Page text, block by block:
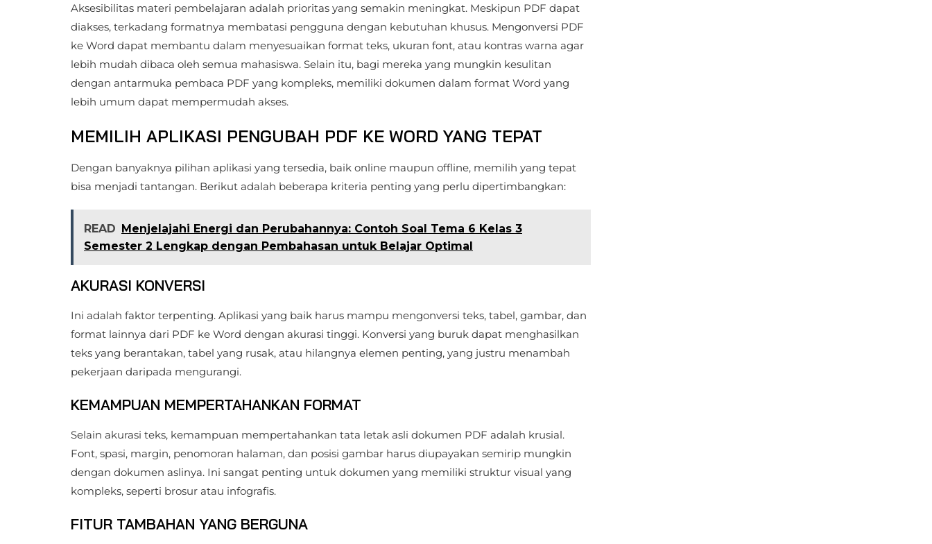
Aksesibilitas materi pembelajaran adalah prioritas yang semakin meningkat. Meskipun PDF dapat
diakses, terkadang formatnya membatasi pengguna dengan kebutuhan khusus. Mengonversi PDF
ke Word dapat membantu dalam menyesuaikan format teks, ukuran font, atau kontras warna agar
lebih mudah dibaca oleh semua mahasiswa. Selain itu, bagi mereka yang mungkin kesulitan
dengan antarmuka pembaca PDF yang kompleks, memiliki dokumen dalam format Word yang
lebih umum dapat mempermudah akses.
MEMILIH APLIKASI PENGUBAH PDF KE WORD YANG TEPAT
Dengan banyaknya pilihan aplikasi yang tersedia, baik online maupun offline, memilih yang tepat
bisa menjadi tantangan. Berikut adalah beberapa kriteria penting yang perlu dipertimbangkan:
READ Menjelajahi Energi dan Perubahannya: Contoh Soal Tema 6 Kelas 3
Semester 2 Lengkap dengan Pembahasan untuk Belajar Optimal
AKURASI KONVERSI
Ini adalah faktor terpenting. Aplikasi yang baik harus mampu mengonversi teks, tabel, gambar, dan
format lainnya dari PDF ke Word dengan akurasi tinggi. Konversi yang buruk dapat menghasilkan
teks yang berantakan, tabel yang rusak, atau hilangnya elemen penting, yang justru menambah
pekerjaan daripada mengurangi.
KEMAMPUAN MEMPERTAHANKAN FORMAT
Selain akurasi teks, kemampuan mempertahankan tata letak asli dokumen PDF adalah krusial.
Font, spasi, margin, penomoran halaman, dan posisi gambar harus diupayakan semirip mungkin
dengan dokumen aslinya. Ini sangat penting untuk dokumen yang memiliki struktur visual yang
kompleks, seperti brosur atau infografis.
FITUR TAMBAHAN YANG BERGUNA